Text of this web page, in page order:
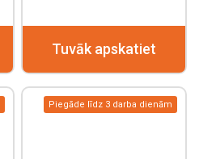
Tuvāk apskatiet
Piegāde līdz 3 darba dienām